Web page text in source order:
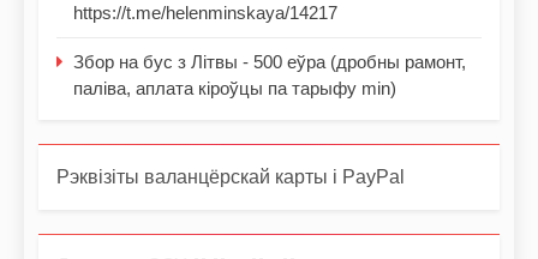
https://t.me/helenminskaya/14217
Збор на бус з Літвы - 500 еўра (дробны рамонт,
паліва, аплата кіроўцы па тарыфу min)
Рэквізіты валанцёрскай карты і PayPal